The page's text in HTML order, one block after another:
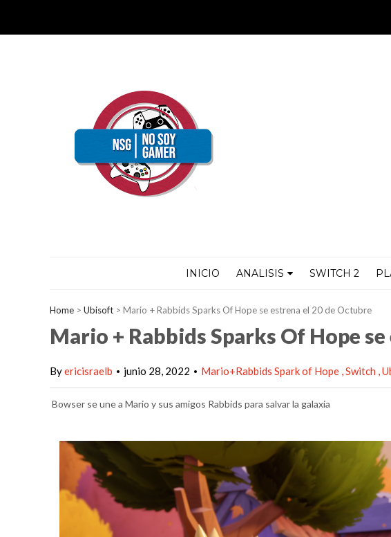
INICIO ANALISIS SWITCH 2
Home > Ubisoft > Mario + Rabbids Sparks Of Hope se estrena el 20 de Octubre
Mario + Rabbids Sparks Of Hope
Byericisraelb • junio 28, 2022 • Mario+Rabbids Spark of Hope Switch
Bowser se une a Mario y sus amigos Rabbids para salvar la galaxia